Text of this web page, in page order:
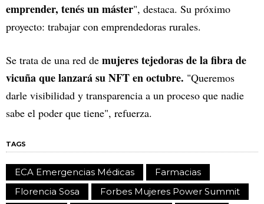
emprender, tenés un máster", destaca. Su próximo
proyecto: trabajar con emprendedoras rurales.
Se trata de una red de mujeres tejedoras de la fibra de
vicuña que lanzará su NFT en octubre. "Queremos
darle visibilidad y transparencia a un proceso que nadie
sabe el poder que tiene", refuerza.
TAGS
ECA Emergencias Médicas
Farmacias
Florencia Sosa
Forbes Mujeres Power Summit